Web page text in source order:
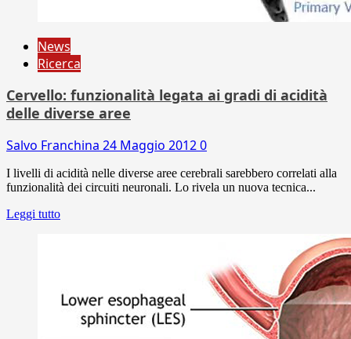
News
Ricerca
Cervello: funzionalità legata ai gradi di acidità
delle diverse aree
Salvo Franchina 24 Maggio 20120
I livelli di acidità nelle diverse aree cerebrali sarebbero correlati alla
funzionalità dei circuiti neuronali. Lo rivela un nuova tecnica...
Leggi tutto